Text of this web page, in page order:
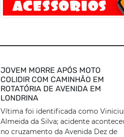
JOVEM MORRE APÓS MOTO
COLIDIR COM CAMINHÃO EM
ROTATÓRIA DE AVENIDA EM
LONDRINA
Vítima foi identificada como
Almeida da Silva; acidente
no cruzamento da Avenida Dez de